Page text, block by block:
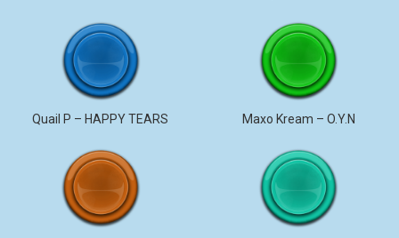
Quail P – HAPPY TEARS Maxo Kream – O.Y.N